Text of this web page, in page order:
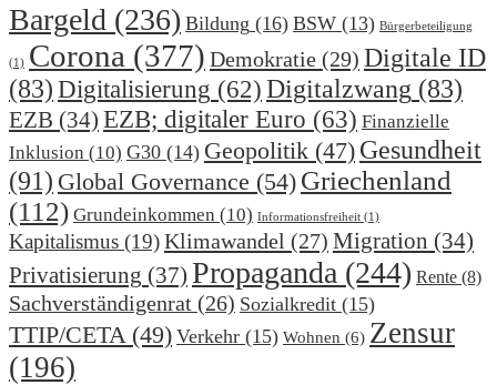
Bargeld (236) Bildung (16) BSW (13) Bürgerbeteiligung
(1) Corona (377) Demokratie (29) Digitale ID
(83) Digitalisierung (62) Digitalzwang (83)
EZB (34) EZB; digitaler Euro (63) Finanzielle
Inklusion (10) G30 (14) Geopolitik (47) Gesundheit
(91) Global Governance (54) Griechenland
(112) Grundeinkommen (10) Informationsfreiheit (1)
Kapitalismus (19)Klimawandel (27) Migration (34)
Privatisierung (37) Propaganda (244) Rente (8)
Sachverständigenrat (26) Sozialkredit (15)
TTIP/CETA (49) Verkehr (15) Wohnen (6) Zensur
(196)